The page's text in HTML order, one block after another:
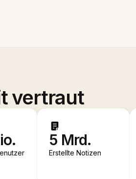
vertraut
5 Mrd.
Erstellte Notizen